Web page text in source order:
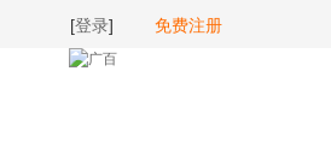
[登录] 免费注册